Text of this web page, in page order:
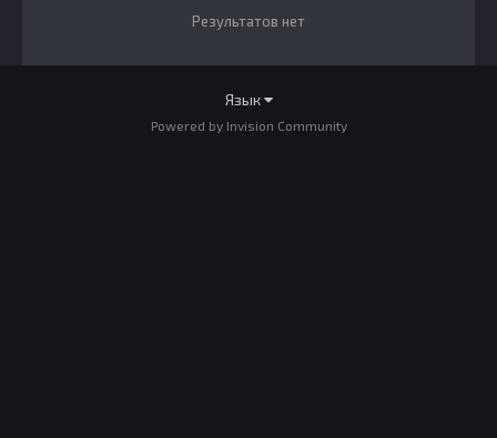
Результатов нет
Язык
Powered by Invision Community